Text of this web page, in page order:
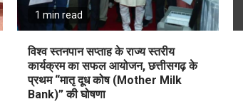
1 min read
विश्व स्तनपान सप्ताह के राज्य स्तरीय
कार्यक्रम का सफल आयोजन, छत्तीसगढ़ के
प्रथम “मातृ दूध कोष (Mother Milk
Bank)” की घोषणा